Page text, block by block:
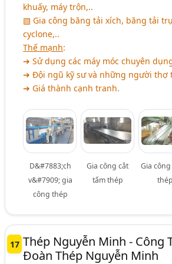
khuấy, máy trộn,..
▧ Gia công băng tải xích, băng tải
cyclone,..
Thế mạnh:
➔ Sử dụng các máy móc chuyên
➔ Đội ngũ kỹ sư và những người thợ
➔ Giá thành cạnh tranh.
D&#7883;ch
v&#7909; gia
công thép
Gia công cắt
tấm thép
Gia
thép
17 Thép Nguyễn Minh - Công
Đoàn Thép Nguyễn Minh